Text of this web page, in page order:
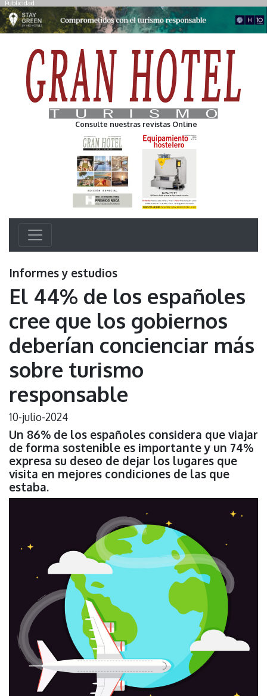
Publicidad
Consulte nuestras revistas Online
Informes y estudios
El 44% de los españoles
cree que los gobiernos
deberían concienciar más
sobre turismo
responsable
10-julio-2024
Un 86% de los españoles considera que viajar
de forma sostenible es importante y un 74%
expresa su deseo de dejar los lugares que
visita en mejores condiciones de las que
estaba.